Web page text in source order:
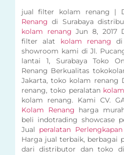
jual filter kolam renang |
Renang di Surabaya
kolam renang Jun 8, 2017
filter alat kolam renang di
showroom kami di Jl.
lantai 1, Surabaya Toko
Renang Berkualitas
Jakarta, toko kolam renang
renang, toko peralatan
kolam renang. Kami CV.
Kolam Renang harga
beli indotrading showcase
Jual peralatan
Harga jual terbaik, berbagai
dari distributor dan toko